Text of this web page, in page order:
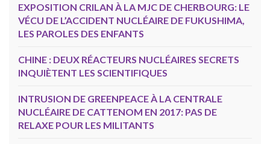
EXPOSITION CRILAN À LA MJC DE CHERBOURG: LE
VÉCU DE L’ACCIDENT NUCLÉAIRE DE FUKUSHIMA,
LES PAROLES DES ENFANTS
CHINE : DEUX RÉACTEURS NUCLÉAIRES SECRETS
INQUIÈTENT LES SCIENTIFIQUES
INTRUSION DE GREENPEACE À LA CENTRALE
NUCLÉAIRE DE CATTENOM EN 2017: PAS DE
RELAXE POUR LES MILITANTS